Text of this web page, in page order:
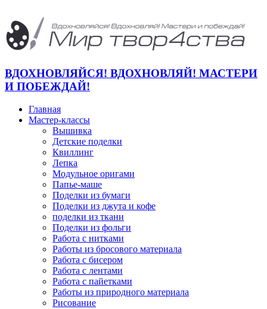
ВДОХНОВЛЯЙСЯ! ВДОХНОВЛЯЙ! МАСТЕРИ
И ПОБЕЖДАЙ!
Главная
Мастер-классы
Вышивка
Детские поделки
Квиллинг
Лепка
Модульное оригами
Папье-маше
Поделки из бумаги
Поделки из джута и кофе
поделки из ткани
Поделки из фольги
Работа с нитками
Работы из бросового материала
Работа с бисером
Работа с лентами
Работа с пайетками
Работы из природного материала
Рисование